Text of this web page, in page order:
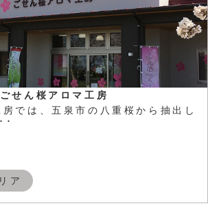
ごせん桜アロマ工房
では、五泉市の八重桜から抽出し
･
ア